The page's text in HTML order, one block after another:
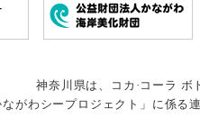
神奈川県は、コカ·コーラ ボ
ながわシープロジェクト」に係る